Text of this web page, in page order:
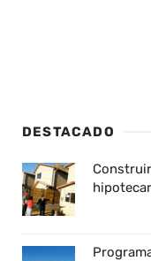
DESTACADO